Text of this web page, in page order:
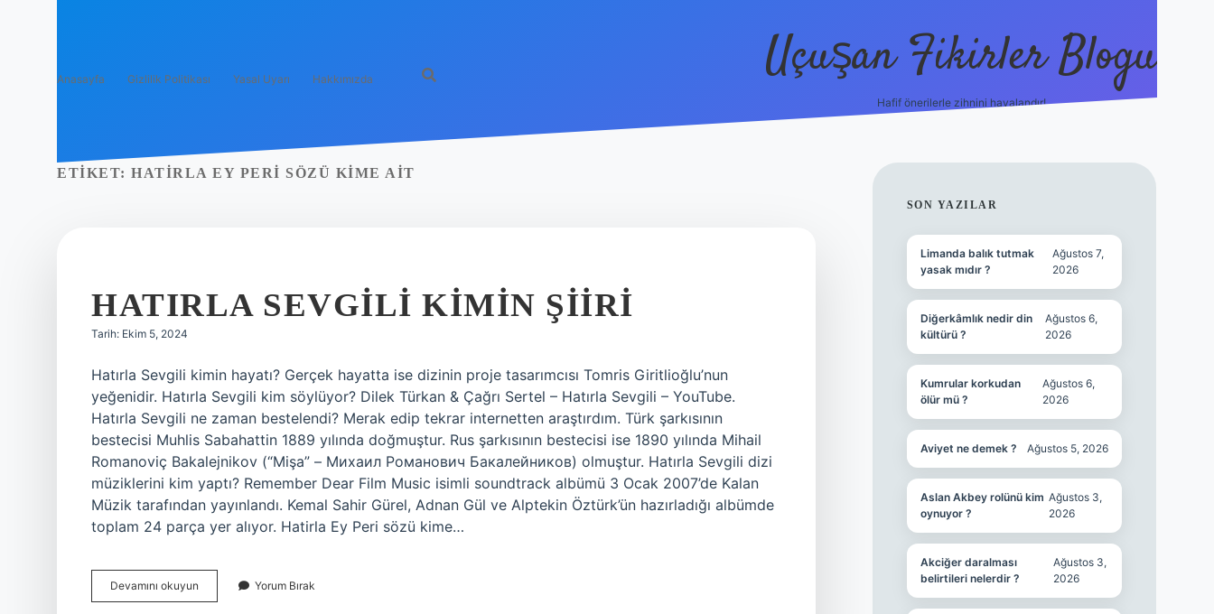
Anasayfa Gizlilik Politikası Yasal Uyarı Hakkımızda Uçuşan Fikirler Blogu
Hafif önerilerle zihnini havalandır!
ETIKET: HATIRLA EY PERI SÖZÜ KIME AIT
HATIRLA SEVGILI KIMIN ŞIIRI
Tarih: Ekim 5, 2024
Hatırla Sevgili kimin hayatı? Gerçek hayatta ise dizinin proje tasarımcısı Tomris Giritlioğlu’nun
yeğenidir. Hatırla Sevgili kim söylüyor? Dilek Türkan & Çağrı Sertel – Hatırla Sevgili – YouTube.
Hatırla Sevgili ne zaman bestelendi? Merak edip tekrar internetten araştırdım. Türk şarkısının
bestecisi Muhlis Sabahattin 1889 yılında doğmuştur. Rus şarkısının bestecisi ise 1890 yılında Mihail
Romanoviç Bakalejnikov (“Mişa” – Михаил Романович Бакалейников) olmuştur. Hatırla Sevgili dizi
müziklerini kim yaptı? Remember Dear Film Music isimli soundtrack albümü 3 Ocak 2007’de Kalan
Müzik tarafından yayınlandı. Kemal Sahir Gürel, Adnan Gül ve Alptekin Öztürk’ün hazırladığı albümde
toplam 24 parça yer alıyor. Hatirla Ey Peri sözü kime…
Devamını okuyun
Sevgili
Yorum Bırak
SIDEBAR
SON YAZILAR
Limanda balık tutmak
yasak mıdır ?
Ağustos 7,
2026
Diğerkâmlık nedir din
kültürü ?
Ağustos 6,
2026
Kumrular korkudan
ölür mü ?
Ağustos 6,
2026
Aviyet ne demek ? Ağustos 5, 2026
Aslan Akbey rolünü kim
oynuyor ?
Ağustos 3,
2026
Akciğer daralması
belirtileri nelerdir ?
Ağustos 3,
2026
hiltonbet güncel giriş